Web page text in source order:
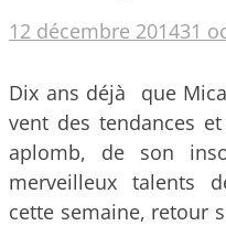
12 décembre 201431
Dix ans déjà que
vent des tendances
aplomb, de son
merveilleux talents
cette semaine, retour